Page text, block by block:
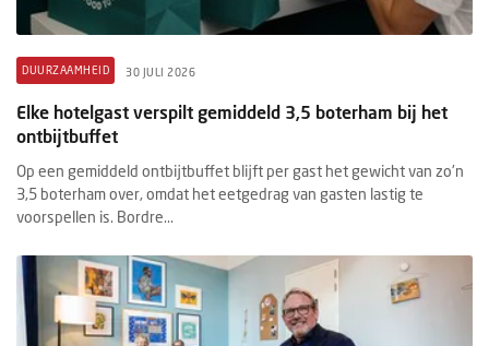
DUURZAAMHEID 30 JULI 2026
Elke hotelgast verspilt gemiddeld 3,5 boterham bij het
ontbijtbuffet
Op een gemiddeld ontbijtbuffet blijft per gast het gewicht van zo'n
3,5 boterham over, omdat het eetgedrag van gasten lastig te
voorspellen is. Bordre...